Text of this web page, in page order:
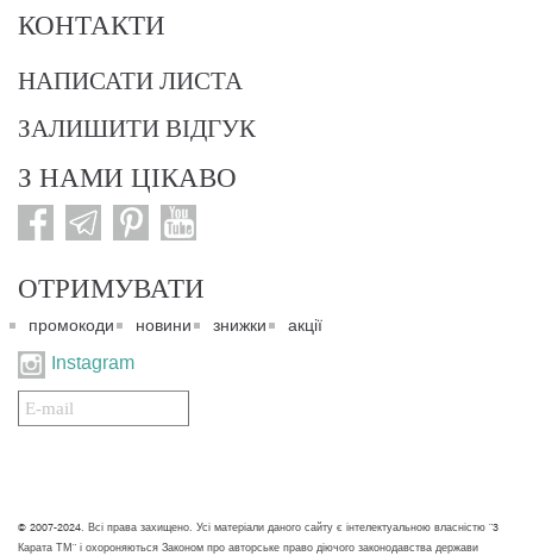
КОНТАКТИ
НАПИСАТИ ЛИСТА
ЗАЛИШИТИ ВІДГУК
З НАМИ ЦІКАВО
ОТРИМУВАТИ
промокоди новини знижки акції
Instagram
Подписаться
на
© 2007-2024. Всі права захищено. Усі матеріали даного сайту є інтелектуальною власністю "3
Карата ТМ" і охороняються Законом про авторське право діючого законодавства держави